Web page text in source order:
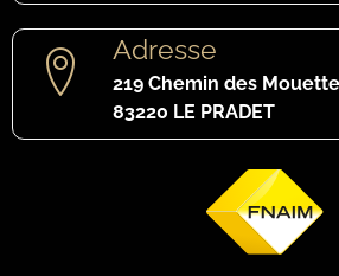
Adresse
219 Chemin des
83220 LE PRADET